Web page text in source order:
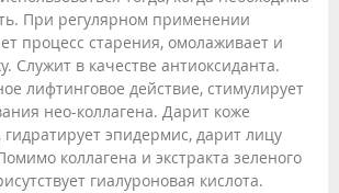
При регулярном применении
процесс старения, омолаживает и
Служит в качестве антиоксиданта.
лифтинговое действие, стимулирует
нео-коллагена. Дарит коже
эпидермис, дарит лицу
коллагена и экстракта зеленого
гиалуроновая кислота.